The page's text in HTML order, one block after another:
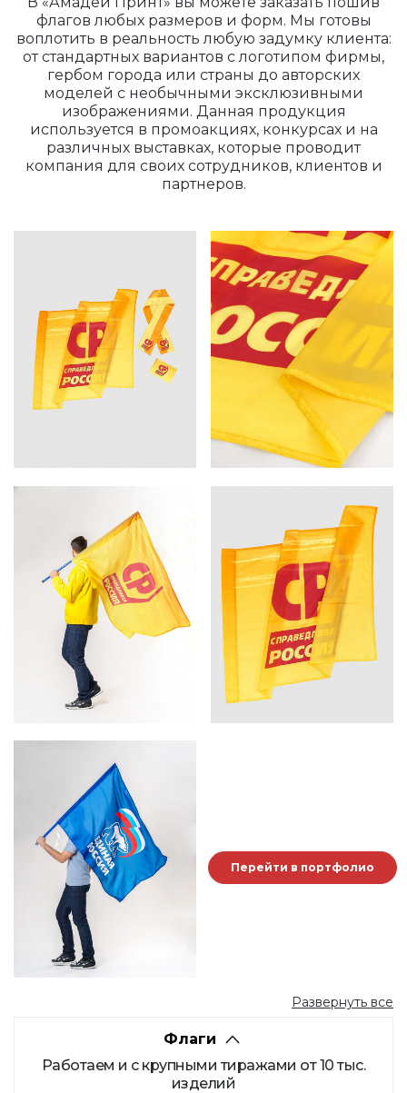
флагов любых размеров и форм. Мы готовы
воплотить в реальность любую задумку клиента:
от стандартных вариантов с логотипом фирмы,
гербом города или страны до авторских
моделей с необычными эксклюзивными
изображениями. Данная продукция
используется в промоакциях, конкурсах и на
различных выставках, которые проводит
компания для своих сотрудников, клиентов и
партнеров.
Перейти в портфолио
Развернуть все
Флаги
Работаем и с крупными тиражами от 10 тыс.
изделий